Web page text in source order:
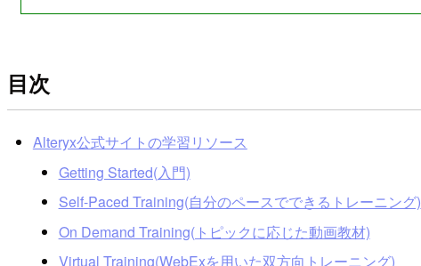
目次
Alteryx公式サイトの学習リソース
Getting Started(入門)
Self-Paced Training(自分のペースでできるトレーニング)
On Demand Training(トピックに応じた動画教材)
Virtual Training(WebExを用いた双方向トレーニング)